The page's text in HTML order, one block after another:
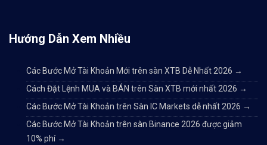
Hướng Dẫn Xem Nhiều
Các Bước Mở Tài Khoản Mới trên sàn XTB Dễ Nhất 2026 →
Cách Đặt Lệnh MUA và BÁN trên Sàn XTB mới nhất 2026 →
Các Bước Mở Tài Khoản trên Sàn IC Markets dễ nhất 2026 →
Các Bước Mở Tài Khoản trên sàn Binance 2026 được giảm
10% phí →